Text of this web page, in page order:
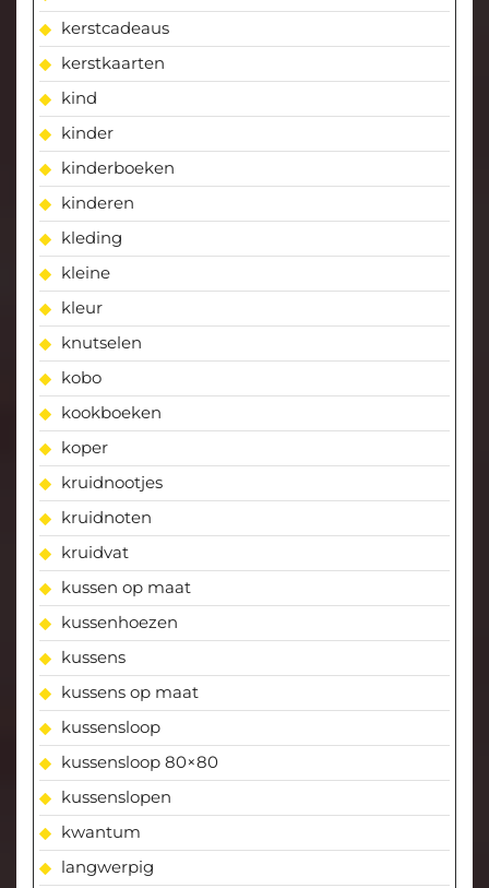
kerstcadeaus
kerstkaarten
kind
kinder
kinderboeken
kinderen
kleding
kleine
kleur
knutselen
kobo
kookboeken
koper
kruidnootjes
kruidnoten
kruidvat
kussen op maat
kussenhoezen
kussens
kussens op maat
kussensloop
kussensloop 80×80
kussenslopen
kwantum
langwerpig